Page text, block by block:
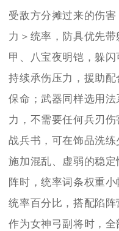
受敌方分摊过来的伤
力＞统率，防具优先
甲、八宝夜明铠，躲
持续承伤压力，援助
保命；武器同样选用
力，不需要任何兵刃
战兵书，可在饰品洗练
施加混乱、虚弱的稳
阵时，统率词条权重
统率百分比，搭配陷阵
作为女神弓副将时，